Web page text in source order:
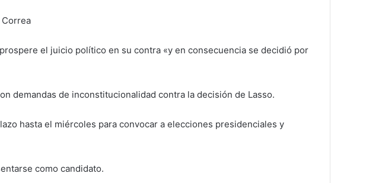
el juicio político en su contra «y en consecuencia se decidió por
demandas de inconstitucionalidad contra la decisión de Lasso.
hasta el miércoles para convocar a elecciones presidenciales y
como candidato.